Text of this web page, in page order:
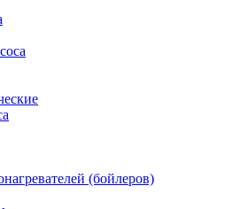
(бойлеров)